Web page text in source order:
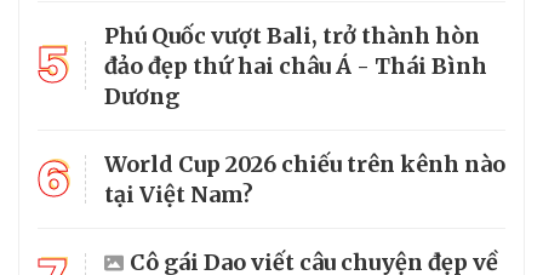
5
Phú Quốc vượt Bali, trở thành hòn
đảo đẹp thứ hai châu Á - Thái Bình
Dương
6
World Cup 2026 chiếu trên kênh nào
tại Việt Nam?
Cô gái Dao viết câu chuyện đẹp về